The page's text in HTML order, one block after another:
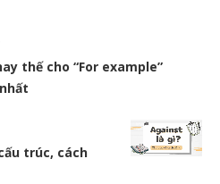
thế cho “For example”
trúc, cách